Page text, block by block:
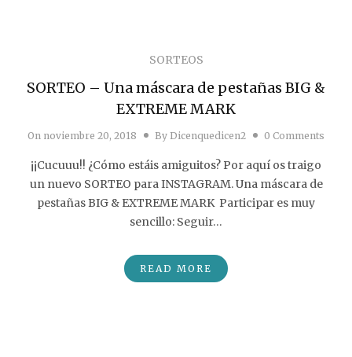
SORTEOS
SORTEO – Una máscara de pestañas BIG &
EXTREME MARK
On noviembre 20, 2018 By Dicenquedicen2 0 Comments
¡¡Cucuuu!! ¿Cómo estáis amiguitos? Por aquí os traigo
un nuevo SORTEO para INSTAGRAM. Una máscara de
pestañas BIG & EXTREME MARK Participar es muy
sencillo: Seguir…
READ MORE